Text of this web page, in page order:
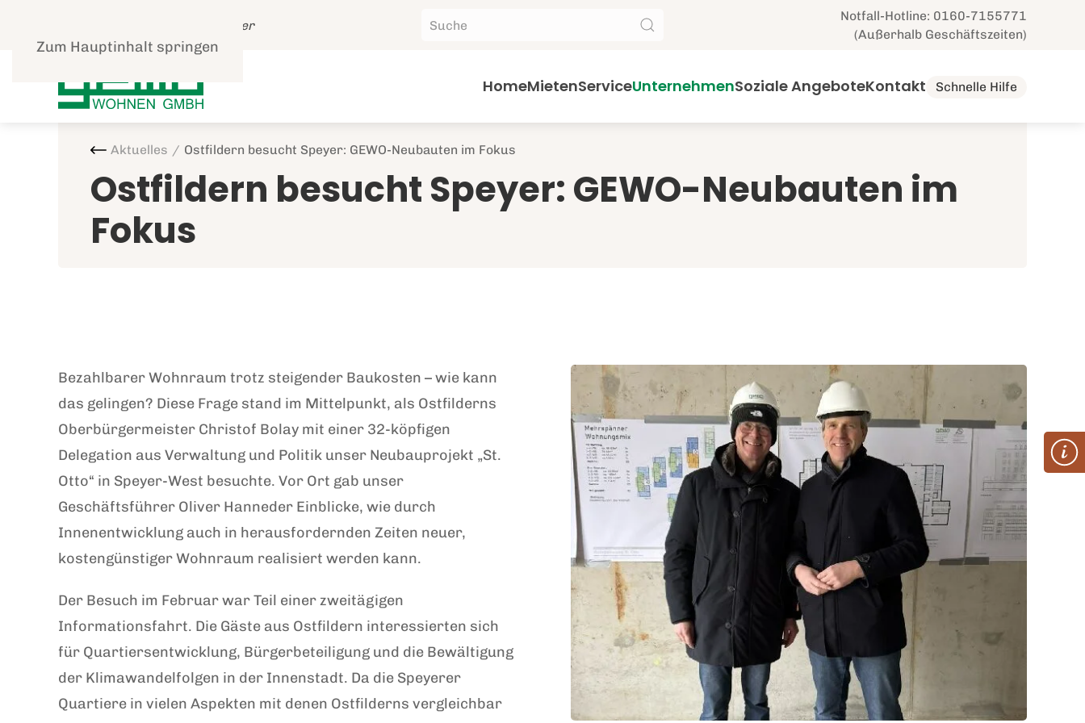
Zum Hauptinhalt springen
Leben und gut Wohnen in Speyer
Notfall-Hotline: 0160-7155771
(Außerhalb Geschäftszeiten)
HomeMietenServiceUnternehmenSoziale AngeboteKontakt Schnelle Hilfe
Aktuelles Ostfildern besucht Speyer: GEWO-Neubauten im Fokus
Ostfildern besucht Speyer: GEWO-Neubauten im
Fokus
Bezahlbarer Wohnraum trotz steigender Baukosten – wie kann
das gelingen? Diese Frage stand im Mittelpunkt, als Ostfilderns
Oberbürgermeister Christof Bolay mit einer 32-köpfigen
Delegation aus Verwaltung und Politik unser Neubauprojekt „St.
Otto“ in Speyer-West besuchte. Vor Ort gab unser
Geschäftsführer Oliver Hanneder Einblicke, wie durch
Innenentwicklung auch in herausfordernden Zeiten neuer,
kostengünstiger Wohnraum realisiert werden kann.
Der Besuch im Februar war Teil einer zweitägigen
Informationsfahrt. Die Gäste aus Ostfildern interessierten sich
für Quartiersentwicklung, Bürgerbeteiligung und die Bewältigung
der Klimawandelfolgen in der Innenstadt. Da die Speyerer
Quartiere in vielen Aspekten mit denen Ostfilderns vergleichbar